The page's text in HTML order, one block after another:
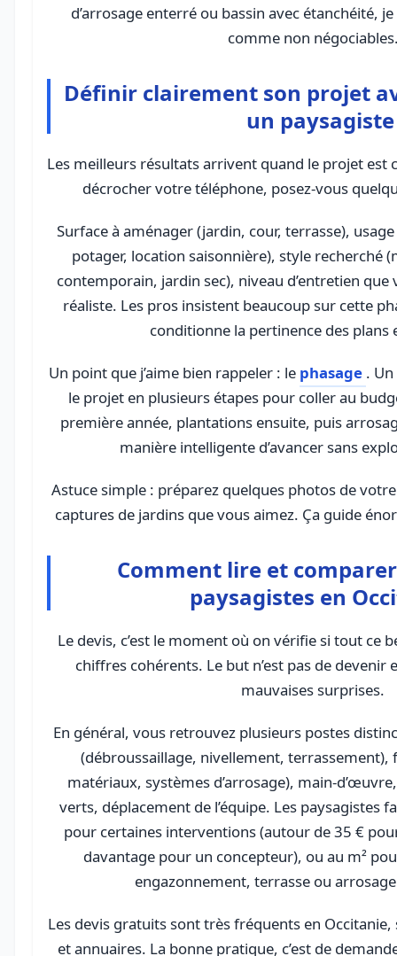
d’arrosage enterré ou bassin avec étanchéité,
comme non
Définir clairement son projet
un paysagiste
Les meilleurs résultats arrivent quand le projet est
décrocher votre téléphone, posez-vous
Surface à aménager (jardin, cour, terrasse),
potager, location saisonnière), style recherché
contemporain, jardin sec), niveau d’entretien
réaliste. Les pros insistent beaucoup sur cette
conditionne la pertinence des plans
Un point que j’aime bien rappeler : le phasage .
le projet en plusieurs étapes pour coller au
première année, plantations ensuite, puis
manière intelligente d’avancer sans
Astuce simple : préparez quelques photos de
captures de jardins que vous aimez. Ça guide
Comment lire et
paysagistes en
Le devis, c’est le moment où on vérifie si tout ce
chiffres cohérents. Le but n’est pas de devenir
mauvaises surprises.
En général, vous retrouvez plusieurs postes
(débroussaillage, nivellement,
matériaux, systèmes d’arrosage), main-
verts, déplacement de l’équipe. Les paysagistes
pour certaines interventions (autour de 35 €
davantage pour un concepteur), ou au m²
engazonnement, terrasse ou
Les devis gratuits sont très fréquents en
et annuaires. La bonne pratique, c’est de